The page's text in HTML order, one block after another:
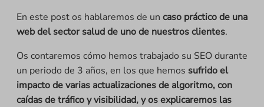
En este post os hablaremos de un caso práctico de una
web del sector salud de uno de nuestros clientes.
Os contaremos cómo hemos trabajado su SEO durante
un periodo de 3 años, en los que hemos sufrido el
impacto de varias actualizaciones de algoritmo, con
caídas de tráfico y visibilidad, y os explicaremos las